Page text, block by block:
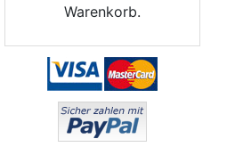
Warenkorb.